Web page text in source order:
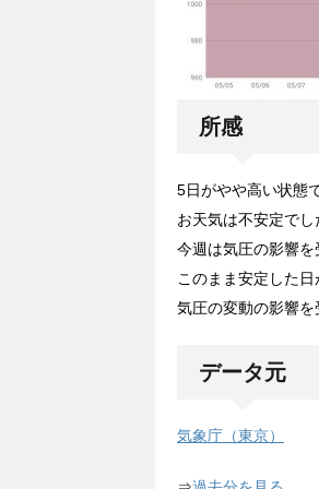
所感
5日がやや高い状態
お天気は不安定でし
今週は気圧の影響を
このまま安定した日
気圧の変動の影響を
データ元
気象庁（東京）